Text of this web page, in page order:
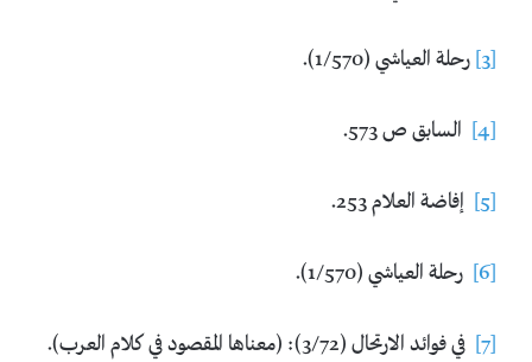
[3] رحلة العياشي (1/570).
[4] السابق ص 573.
[5] إفاضة العلام 253.
[6] رحلة العياشي (1/570).
[7] في فوائد الارتحال (3/72): (معناها المقصود في كلام العرب).